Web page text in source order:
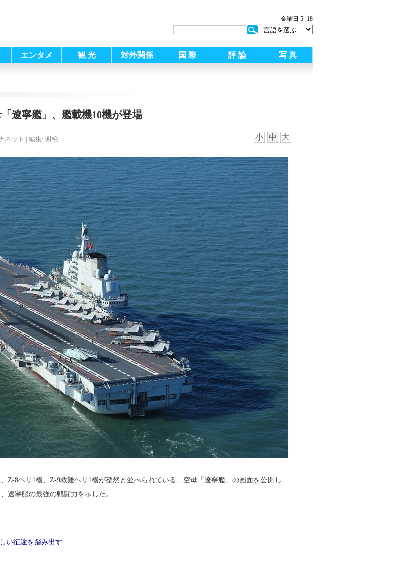
金曜日 5 18
エンタメ 観 光 対外関係 国 際 評 論 写 真
遼寧艦」、艦載機10機が登場
ネット | 編集: 谢艳 小 中 大
Z-8ヘリ1機、Z-9救難ヘリ1機が整然と並べられている、空母「遼寧艦」の画面を公開し
遼寧艦の最強の戦闘力を示した。
い征途を踏み出す